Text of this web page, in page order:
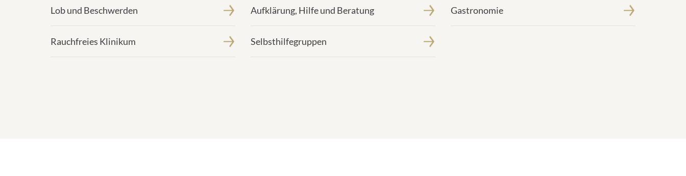
Lob und Beschwerden
Rauchfreies Klinikum
Aufklärung, Hilfe und Beratung
Selbsthilfegruppen
Gastronomie